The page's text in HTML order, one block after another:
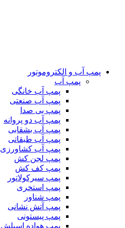
پمپ آب و الکتروموتور
پمپ آب
پمپ آب خانگی
پمپ آب صنعتی
پمپ بی صدا
پمپ آب دو پروانه
پمپ آب بشقابی
پمپ آب طبقاتی
پمپ آب کشاورزی
پمپ لجن کش
پمپ کف کش
پمپ سیرکولاتور
پمپ استخری
پمپ شناور
پمپ آتش نشانی
پمپ پیستونی
پمپ هواده اسپلش